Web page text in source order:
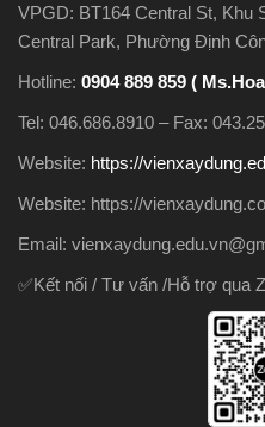
VPGD: BT164 Central St, Khu
Central Park, Phường Định
Hotline: 0904 889 859 (
Tel: 046.686.8910 – Fax:
Website: https://
Website: https://
Email:
✅Kết nối / Tư vấn /Hỗ trợ qua